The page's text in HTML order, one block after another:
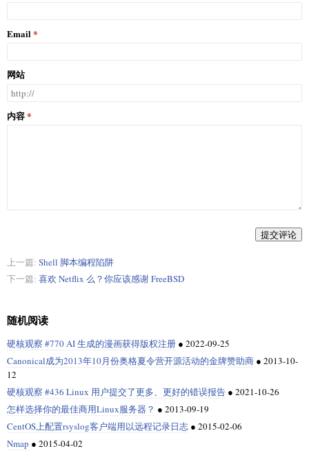
Email
网站
内容
提交评论
上一篇: Shell 脚本编程陷阱
下一篇: 喜欢 Netflix 么？你应该感谢 FreeBSD
随机阅读
硬核观察 #770 AI 生成的漫画获得版权注册 ● 2022-09-25
Canonical成为2013年10月份奥格夏令营开源活动的金牌赞助商 ● 2013-10-
12
硬核观察 #436 Linux 用户提交了更多、更好的错误报告 ● 2021-10-26
怎样选择你的最佳商用Linux服务器？ ● 2013-09-19
CentOS上配置rsyslog客户端用以远程记录日志 ● 2015-02-06
Nmap ● 2015-04-02